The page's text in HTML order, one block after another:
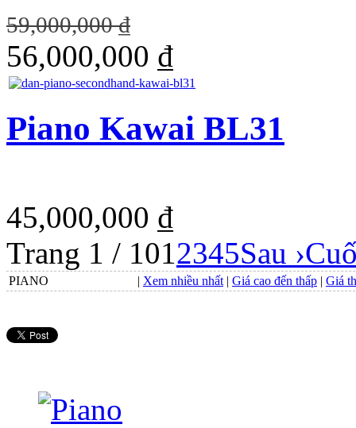
59,000,000 ₫
56,000,000 ₫
Piano Kawai BL31
45,000,000 ₫
Trang 1 / 1012345Sau ›
PIANO | Xem nhiều nhất | Giá cao đến thấp | Giá